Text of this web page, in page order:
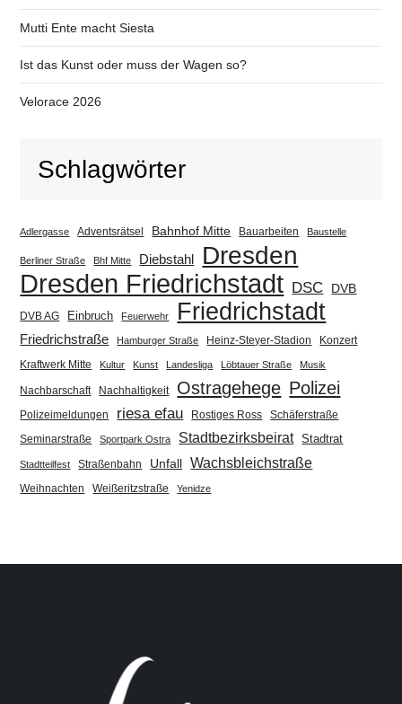
Mutti Ente macht Siesta
Ist das Kunst oder muss der Wagen so?
Velorace 2026
Schlagwörter
Adlergasse Adventsrätsel Bahnhof Mitte Bauarbeiten Baustelle
Berliner Straße Bhf Mitte Diebstahl Dresden
Dresden Friedrichstadt DSC DVB
DVB AG Einbruch Feuerwehr Friedrichstadt
Friedrichstraße Hamburger Straße Heinz-Steyer-Stadion
Konzert
Kraftwerk Mitte
Kultur Kunst Landesliga Löbtauer Straße Musik
Nachbarschaft Nachhaltigkeit Ostragehege Polizei
Polizeimeldungen riesa efau Rostiges Ross Schäferstraße
Seminarstraße Sportpark Ostra Stadtbezirksbeirat Stadtrat
Stadtteilfest Straßenbahn Unfall Wachsbleichstraße
Weihnachten Weißeritzstraße Yenidze